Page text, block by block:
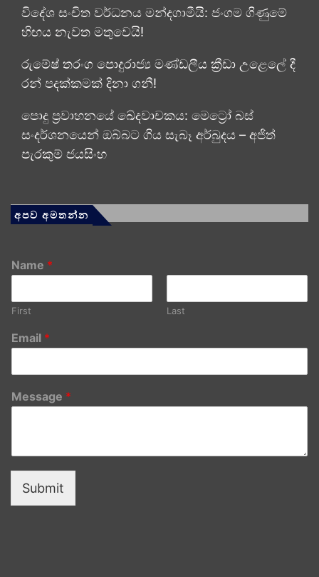
විදේශ සංචිත වර්ධනය මන්දගාමීයි: ජංගම ගිණුමේ
හිඟය නැවත මතුවෙයි!
රුමේෂ් තරංග පොදුරාජ්‍ය මණ්ඩලීය ක්‍රීඩා උළෙලේ දී
රන් පදක්කමක් දිනා ගනී!
පොදු ප්‍රවාහනයේ ඛේදවාචකය: මෙට්‍රෝ බස්
සංදර්ශනයෙන් ඔබ්බට ගිය සැබෑ අර්බුදය – අජිත්
පැරකුම් ජයසිංහ
අපව අමතන්න
Name *
First Last
Email *
Message *
Submit